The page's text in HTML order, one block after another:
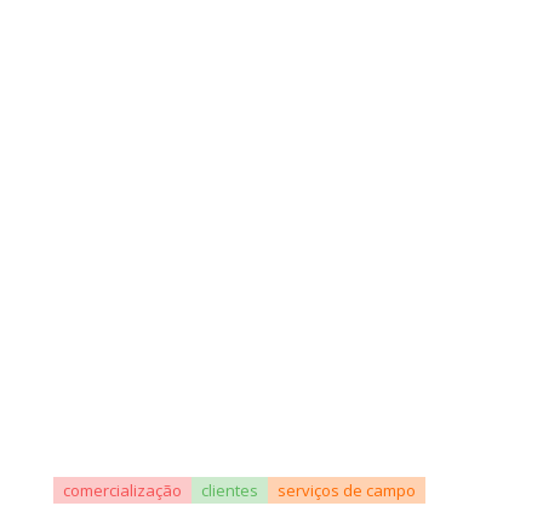
comercialização clientes serviços de campo